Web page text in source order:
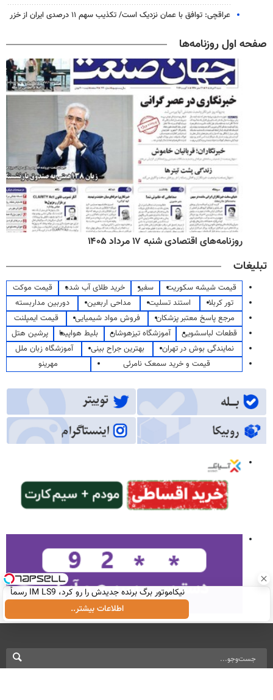
عراقچی: توافق با عمان نزدیک است/ تکذیب سهم ۱۱ درصدی ایران از خزر
صفحه اول روزنامه‌ها
روزنامه‌های اقتصادی شنبه ۱۷ مرداد ۱۴۰۵
تبلیغات
قیمت شیشه سکوریت سفیر خرید طلای آب شده
قیمت موکت
تور کربلا
استند تسلیت مداحی اربعین
دوربین مداربسته
مرجع پاسخ معتبر پزشکان
فروش مواد شیمیایی
قیمت ایمپلنت
قطعات لباسشویی
آموزشگاه تیزهوشان بلیط هواپیما
پرشین هتل
نمایندگی بوش در تهران
بهترین جراح بینی
آموزشگاه زبان ملل
قیمت و خرید سمعک نامرئی
مهرینو
نیکاموتور برگ برنده جدیدش را رو کرد، IM LS9 رسماً
وارد بازار ایران شد
اطلاعات بیشتر..